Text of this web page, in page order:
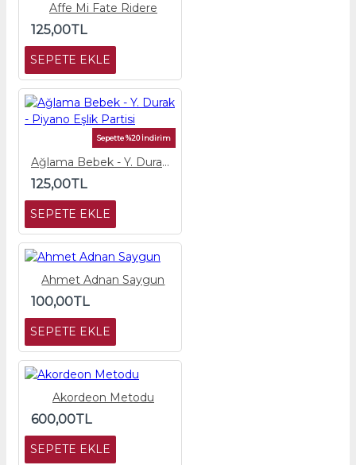
Affe Mi Fate Ridere
125,00TL
SEPETE EKLE
Sepette %20 İndirim
Ağlama Bebek - Y. Durak - Piyano Eşlik Partisi
125,00TL
SEPETE EKLE
Ahmet Adnan Saygun
100,00TL
SEPETE EKLE
Akordeon Metodu
600,00TL
SEPETE EKLE